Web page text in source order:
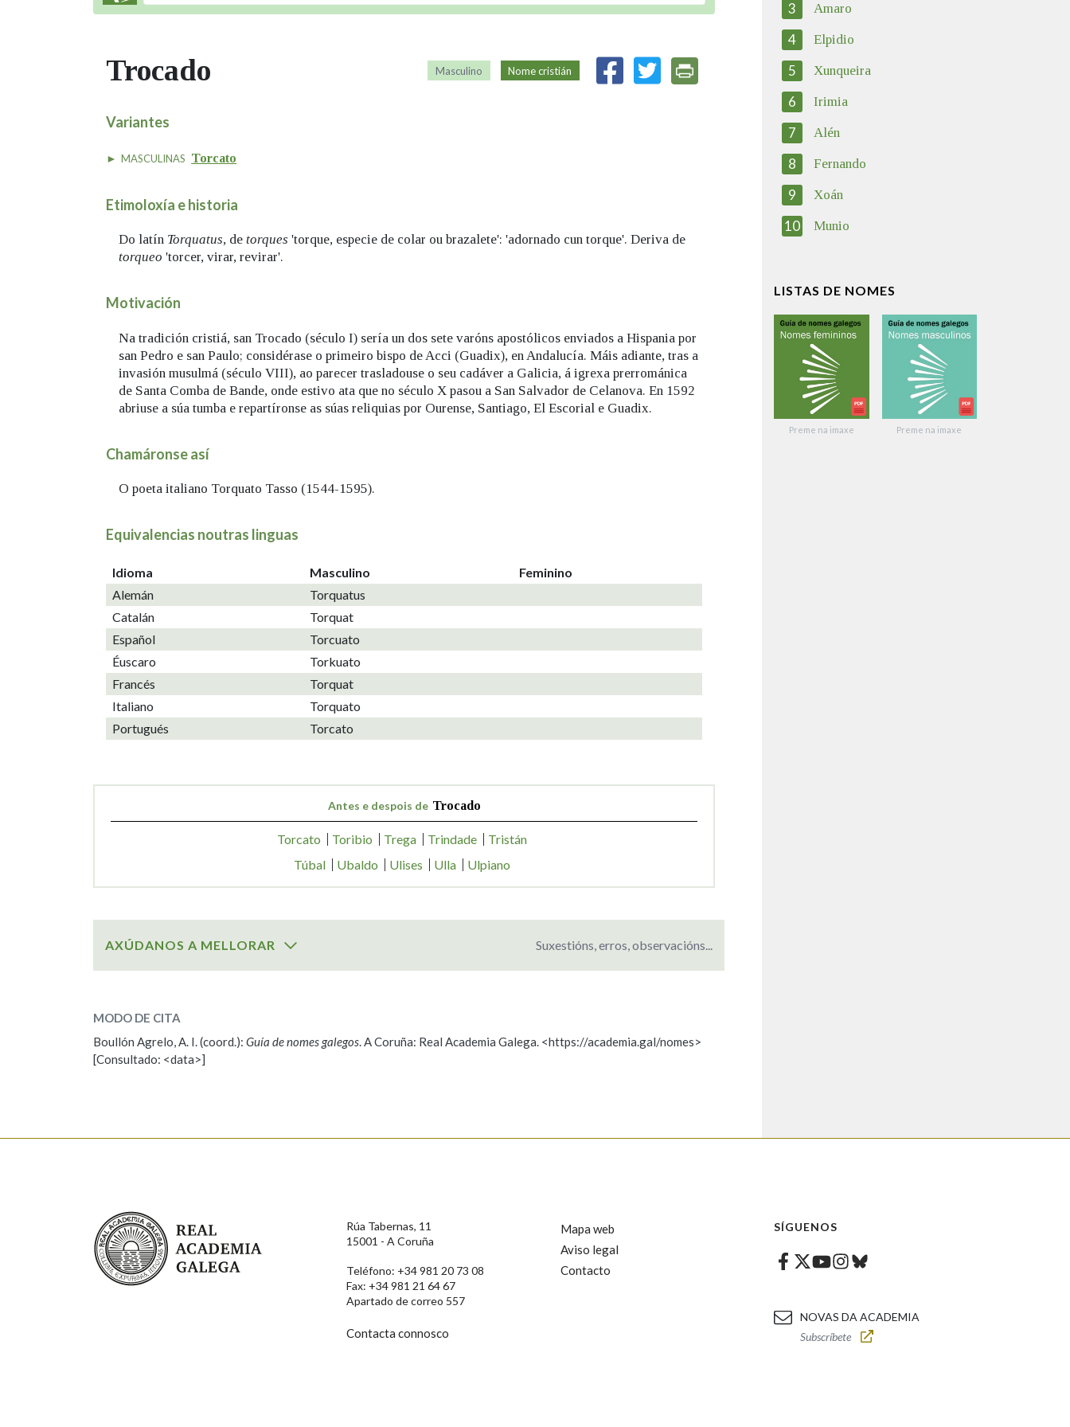
Trocado Masculino Nome cristián
Variantes
MASCULINAS Torcato
Etimoloxía e historia
Do latín Torquatus, de torques 'torque, especie de colar ou brazalete': 'adornado cun torque'. Deriva de
torqueo 'torcer, virar, revirar'.
Motivación
Na tradición cristiá, san Trocado (século I) sería un dos sete varóns apostólicos enviados a Hispania por
san Pedro e san Paulo; considérase o primeiro bispo de Acci (Guadix), en Andalucía. Máis adiante, tras a
invasión musulmá (século VIII), ao parecer trasladouse o seu cadáver a Galicia, á igrexa prerrománica
de Santa Comba de Bande, onde estivo ata que no século X pasou a San Salvador de Celanova. En 1592
abriuse a súa tumba e repartíronse as súas reliquias por Ourense, Santiago, El Escorial e Guadix.
Chamáronse así
O poeta italiano Torquato Tasso (1544-1595).
Equivalencias noutras linguas
Idioma Masculino
Feminino
Alemán
Torquatus
Catalán
Torquat
Español
Torcuato
Éuscaro
Torkuato
Francés
Torquat
Italiano
Torquato
Portugués
Torcato
Antes e despois de Trocado
Torcato Toribio Trega Trindade
Tristán
Túbal
Ubaldo Ulises Ulla Ulpiano
AXÚDANOS A MELLORAR Suxestións, erros, observacións...
Trocado
ESCOLLE UNHA OPCIÓN:
Motivación
MODO DE CITA
Boullón Agrelo, A. I. (coord.): Guía de nomes galegos . A Coruña: Real Academia Galega. <https://academia.gal/nomes>
[Consultado: <data>]
3 Amaro
4 Elpidio
5 Xunqueira
6 Irimia
7 Alén
8 Fernando
9 Xoán
10 Munio
LISTAS DE NOMES
Preme na imaxe Preme na imaxe
Real Academia Galega
Rúa Tabernas, 11
15001 - A Coruña
Teléfono: +34 981 20 73 08
Fax: +34 981 21 64 67
Apartado de correo 557
Contacta connosco
Mapa web
Aviso legal
Contacto
SÍGUENOS
Facebook
Twitter
Youtube
Instagram
Bluesky
NOVAS DA ACADEMIA
Subscríbete